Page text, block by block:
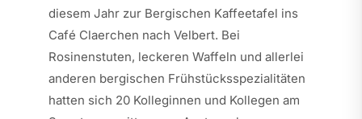
diesem Jahr zur Bergischen Kaffeetafel ins
Café Claerchen nach Velbert. Bei
Rosinenstuten, leckeren Waffeln und allerlei
anderen bergischen Frühstücksspezialitäten
hatten sich 20 Kolleginnen und Kollegen am